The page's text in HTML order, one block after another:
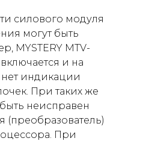
силового модуля
могут быть
MYSTERY MTV-
и на
индикации
При таких же
неисправен
(преобразователь)
При